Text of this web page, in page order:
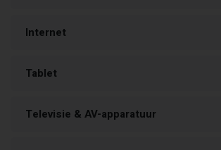
Internet
Tablet
Televisie & AV-apparatuur